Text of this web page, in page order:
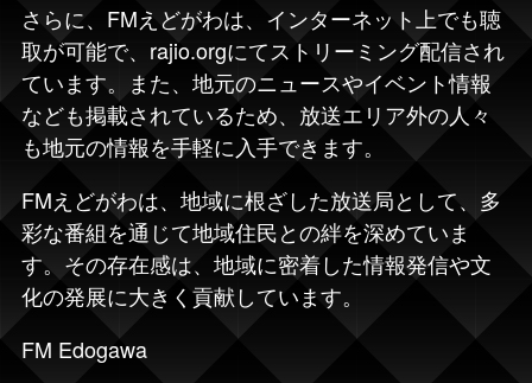
さらに、FMえどがわは、インターネット上でも聴
取が可能で、rajio.orgにてストリーミング配信され
ています。また、地元のニュースやイベント情報
なども掲載されているため、放送エリア外の人々
も地元の情報を手軽に入手できます。
FMえどがわは、地域に根ざした放送局として、多
彩な番組を通じて地域住民との絆を深めていま
す。その存在感は、地域に密着した情報発信や文
化の発展に大きく貢献しています。
FM Edogawa